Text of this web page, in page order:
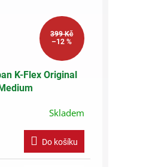
399 Kč
–12 %
K-Flex Original
Skladem
Do košíku